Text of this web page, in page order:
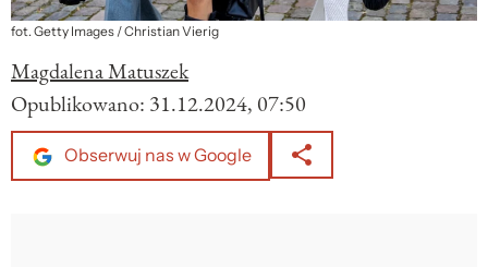
fot. Getty Images / Christian Vierig
Magdalena Matuszek
Opublikowano: 31.12.2024, 07:50
Obserwuj nas w Google